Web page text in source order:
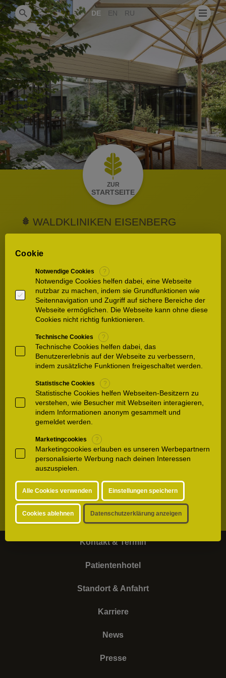
DE EN RU
ZUR
STARTSEITE
WALDKLINIKEN EISENBERG
Infopaket anfordern
Ich willige ein, dass eine Speicherung meiner
Daten entsprechend der
Datenschutzerklärungder Waldkliniken
Eisenberg erfolgt. Die Datenschutzhinweise
habe ich zur Kenntnis genommen und bin mit
diesen einverstanden.
*Pflichtfeld
Kontakt & Termin
Patientenhotel
Standort & Anfahrt
Karriere
News
Presse
Cookie
Notwendige Cookies ?
Notwendige Cookies helfen dabei, eine Webseite
nutzbar zu machen, indem sie Grundfunktionen wie
Seitennavigation und Zugriff auf sichere Bereiche der
Webseite ermöglichen. Die Webseite kann ohne diese
Cookies nicht richtig funktionieren.
Technische Cookies ?
Technische Cookies helfen dabei, das
Benutzererlebnis auf der Webseite zu verbessern,
indem zusätzliche Funktionen freigeschaltet werden.
Statistische Cookies ?
Statistische Cookies helfen Webseiten-Besitzern zu
verstehen, wie Besucher mit Webseiten interagieren,
indem Informationen anonym gesammelt und
gemeldet werden.
Marketingcookies ?
Marketingcookies erlauben es unseren Werbepartnern
personalisierte Werbung nach deinen Interessen
auszuspielen.
Alle Cookies verwenden Einstellungen speichern
Cookies ablehnen Datenschutzerklärung anzeigen